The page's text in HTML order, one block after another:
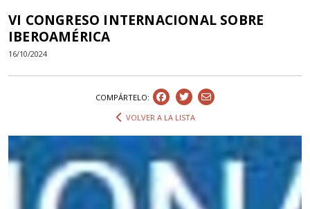
VI CONGRESO INTERNACIONAL SOBRE
IBEROAMÉRICA
16/10/2024
COMPÁRTELO:
VOLVER A LA LISTA